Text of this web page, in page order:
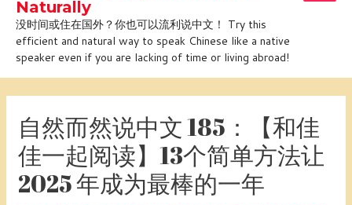
Naturally
没时间或住在国外？你也可以流利说中文！ Try this
efficient and natural way to speak Chinese like a native
speaker even if you are lacking of time or living abroad!
自然而然说中文 185：【和佳
佳一起阅读】13个简单方法让
2025 年成为最棒的一年